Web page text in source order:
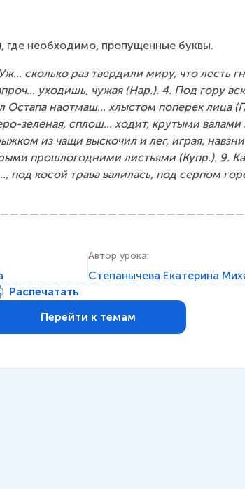
где необходимо, пропущенные буквы.
сколько раз твердили миру, что лесть
уходишь, чужая (Нар.). 4. Под гору
Остапа наотмаш... хлыстом поперек лица
зеленая, сплош... ходит, крутыми
из чащи выскочил и лег, играя,
прошлогодними листьями (Купр.). 9.
под косой трава валилась, под серпом
Автор урока:
Степанычева Екатерина
Распечатать
Перейти к темам